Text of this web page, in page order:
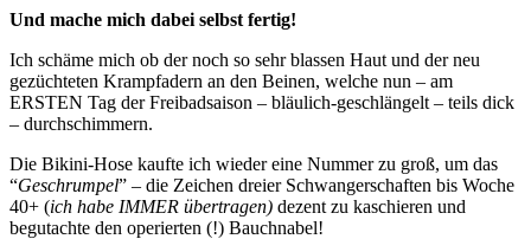
Und mache mich dabei selbst fertig!
Ich schäme mich ob der noch so sehr blassen Haut und der neu
gezüchteten Krampfadern an den Beinen, welche nun – am
ERSTEN Tag der Freibadsaison – bläulich-geschlängelt – teils dick
– durchschimmern.
Die Bikini-Hose kaufte ich wieder eine Nummer zu groß, um das
“Geschrumpel” – die Zeichen dreier Schwangerschaften bis Woche
40+ (ich habe IMMER übertragen) dezent zu kaschieren und
begutachte den operierten (!) Bauchnabel!